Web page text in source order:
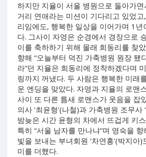
하지만 지율이 서울 병원으로 돌아가
거리 연애라는 미션이 기다리고 있었
리임에도, 행복한 일상을 이어가며 1년
다. 그사이 자영은 순경에서 경장으로
이를 축하하기 위해 몰래 희동리를 찾
향해 “오늘부터 덕진 가축병원 원장 됐
라”던 지율은 희동리에 정착하겠다며
링까지 꺼냈다. 두 사람은 행복한 미래
운 엔딩을 맞았다. 자영과 지율의 로맨
사이 또 다른 틈새 로맨스가 웃음을 잡
의사 ‘최윤형’(나철)과 가축병원 조무사
밤늦은 시간 윤형의 차에서 뜨겁게 키
특히 “서울 남자를 만나냐”며 영숙을
빛을 보내는 부녀회원 ‘차연홍’(박지아
미를 더했다.